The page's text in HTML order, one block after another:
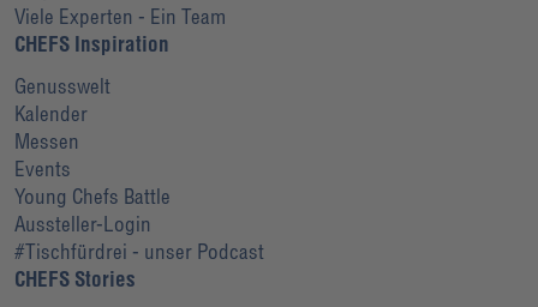
Viele Experten - Ein Team
CHEFS Inspiration
Genusswelt
Kalender
Messen
Events
Young Chefs Battle
Aussteller-Login
#Tischfürdrei - unser Podcast
CHEFS Stories